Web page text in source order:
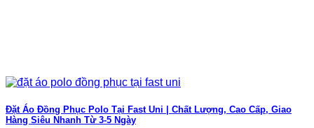
Đặt Áo Đồng Phục Polo Tại Fast Uni | Chất Lượng, Cao Cấp, Giao
Hàng Siêu Nhanh Từ 3-5 Ngày